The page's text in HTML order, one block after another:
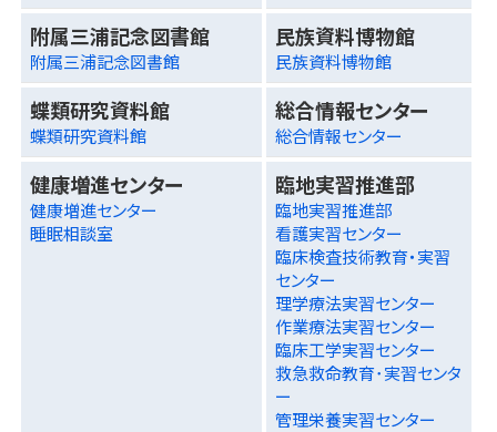
附属三浦記念図書館
附属三浦記念図書館
民族資料博物館
民族資料博物館
蝶類研究資料館
蝶類研究資料館
総合情報センター
総合情報センター
健康増進センター
健康増進センター
睡眠相談室
臨地実習推進部
臨地実習推進部
看護実習センター
臨床検査技術教育・実習
センター
理学療法実習センター
作業療法実習センター
臨床工学実習センター
救急救命教育･実習センタ
ー
管理栄養実習センター